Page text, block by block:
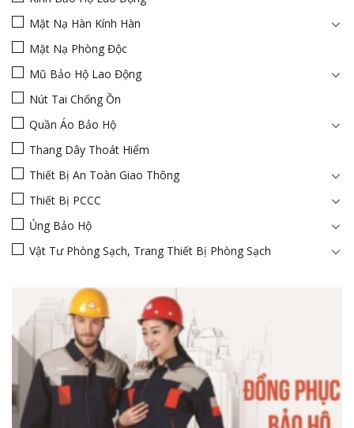
Mặt Nạ Hàn Kính Hàn
Mặt Nạ Phòng Độc
Mũ Bảo Hộ Lao Động
Nút Tai Chống Ồn
Quần Áo Bảo Hộ
Thang Dây Thoát Hiểm
Thiết Bị An Toàn Giao Thông
Thiết Bị PCCC
Ủng Bảo Hộ
Vật Tư Phòng Sạch, Trang Thiết Bị Phòng Sạch